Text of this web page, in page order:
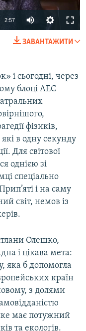
2:57
ЗАВАНТАЖИТИ
і сьогодні, через
блоці АЕС
фізиків,
в одну секунду
Для світової
однією зі
спеціально
і на саму
світ, немов із
Олешко,
і цікава мета:
яка б допомогла
країн
з долями
має потужний
та екологів.